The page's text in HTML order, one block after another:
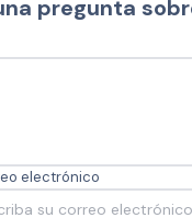
pregunta
electrónico